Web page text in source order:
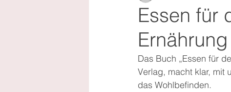
Essen für
Das Buch „Essen für
Verlag, macht klar, mit
das Wohlbefinden.